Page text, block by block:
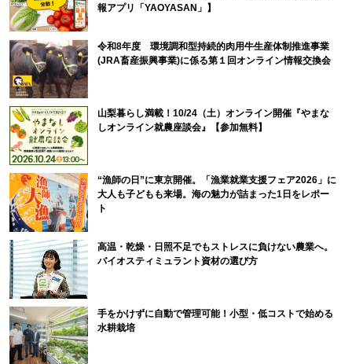
報アプリ「YAOYASAN」】
令和8年度 環境調和型持続的肉用牛生産体制推進事業
(JRA畜産振興事業)に係る第１回オンライン情報交換会
山梨暮らし満載！10/24（土）オンライン開催『やまな
しオンライン就農座談会』【参加無料】
“漁師の日”に東京開催。「漁業就業支援フェア2026」に
大人も子どもも来場。海の魅力が詰まった1日をレポー
ト
高温・乾燥・日照不足でもストレスに負けない農業へ。
バイオスティミュラント資材の選び方
手をかけずに自動で管理可能！小型・低コストで始める
水耕栽培